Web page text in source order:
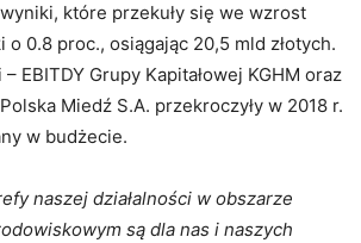
które przekuły się we wzrost
o 0.8 proc., osiągając 20,5 mld złotych.
EBITDY Grupy Kapitałowej KGHM oraz
Miedź S.A. przekroczyły w 2018 r.
w budżecie.
naszej działalności w obszarze
są dla nas i naszych